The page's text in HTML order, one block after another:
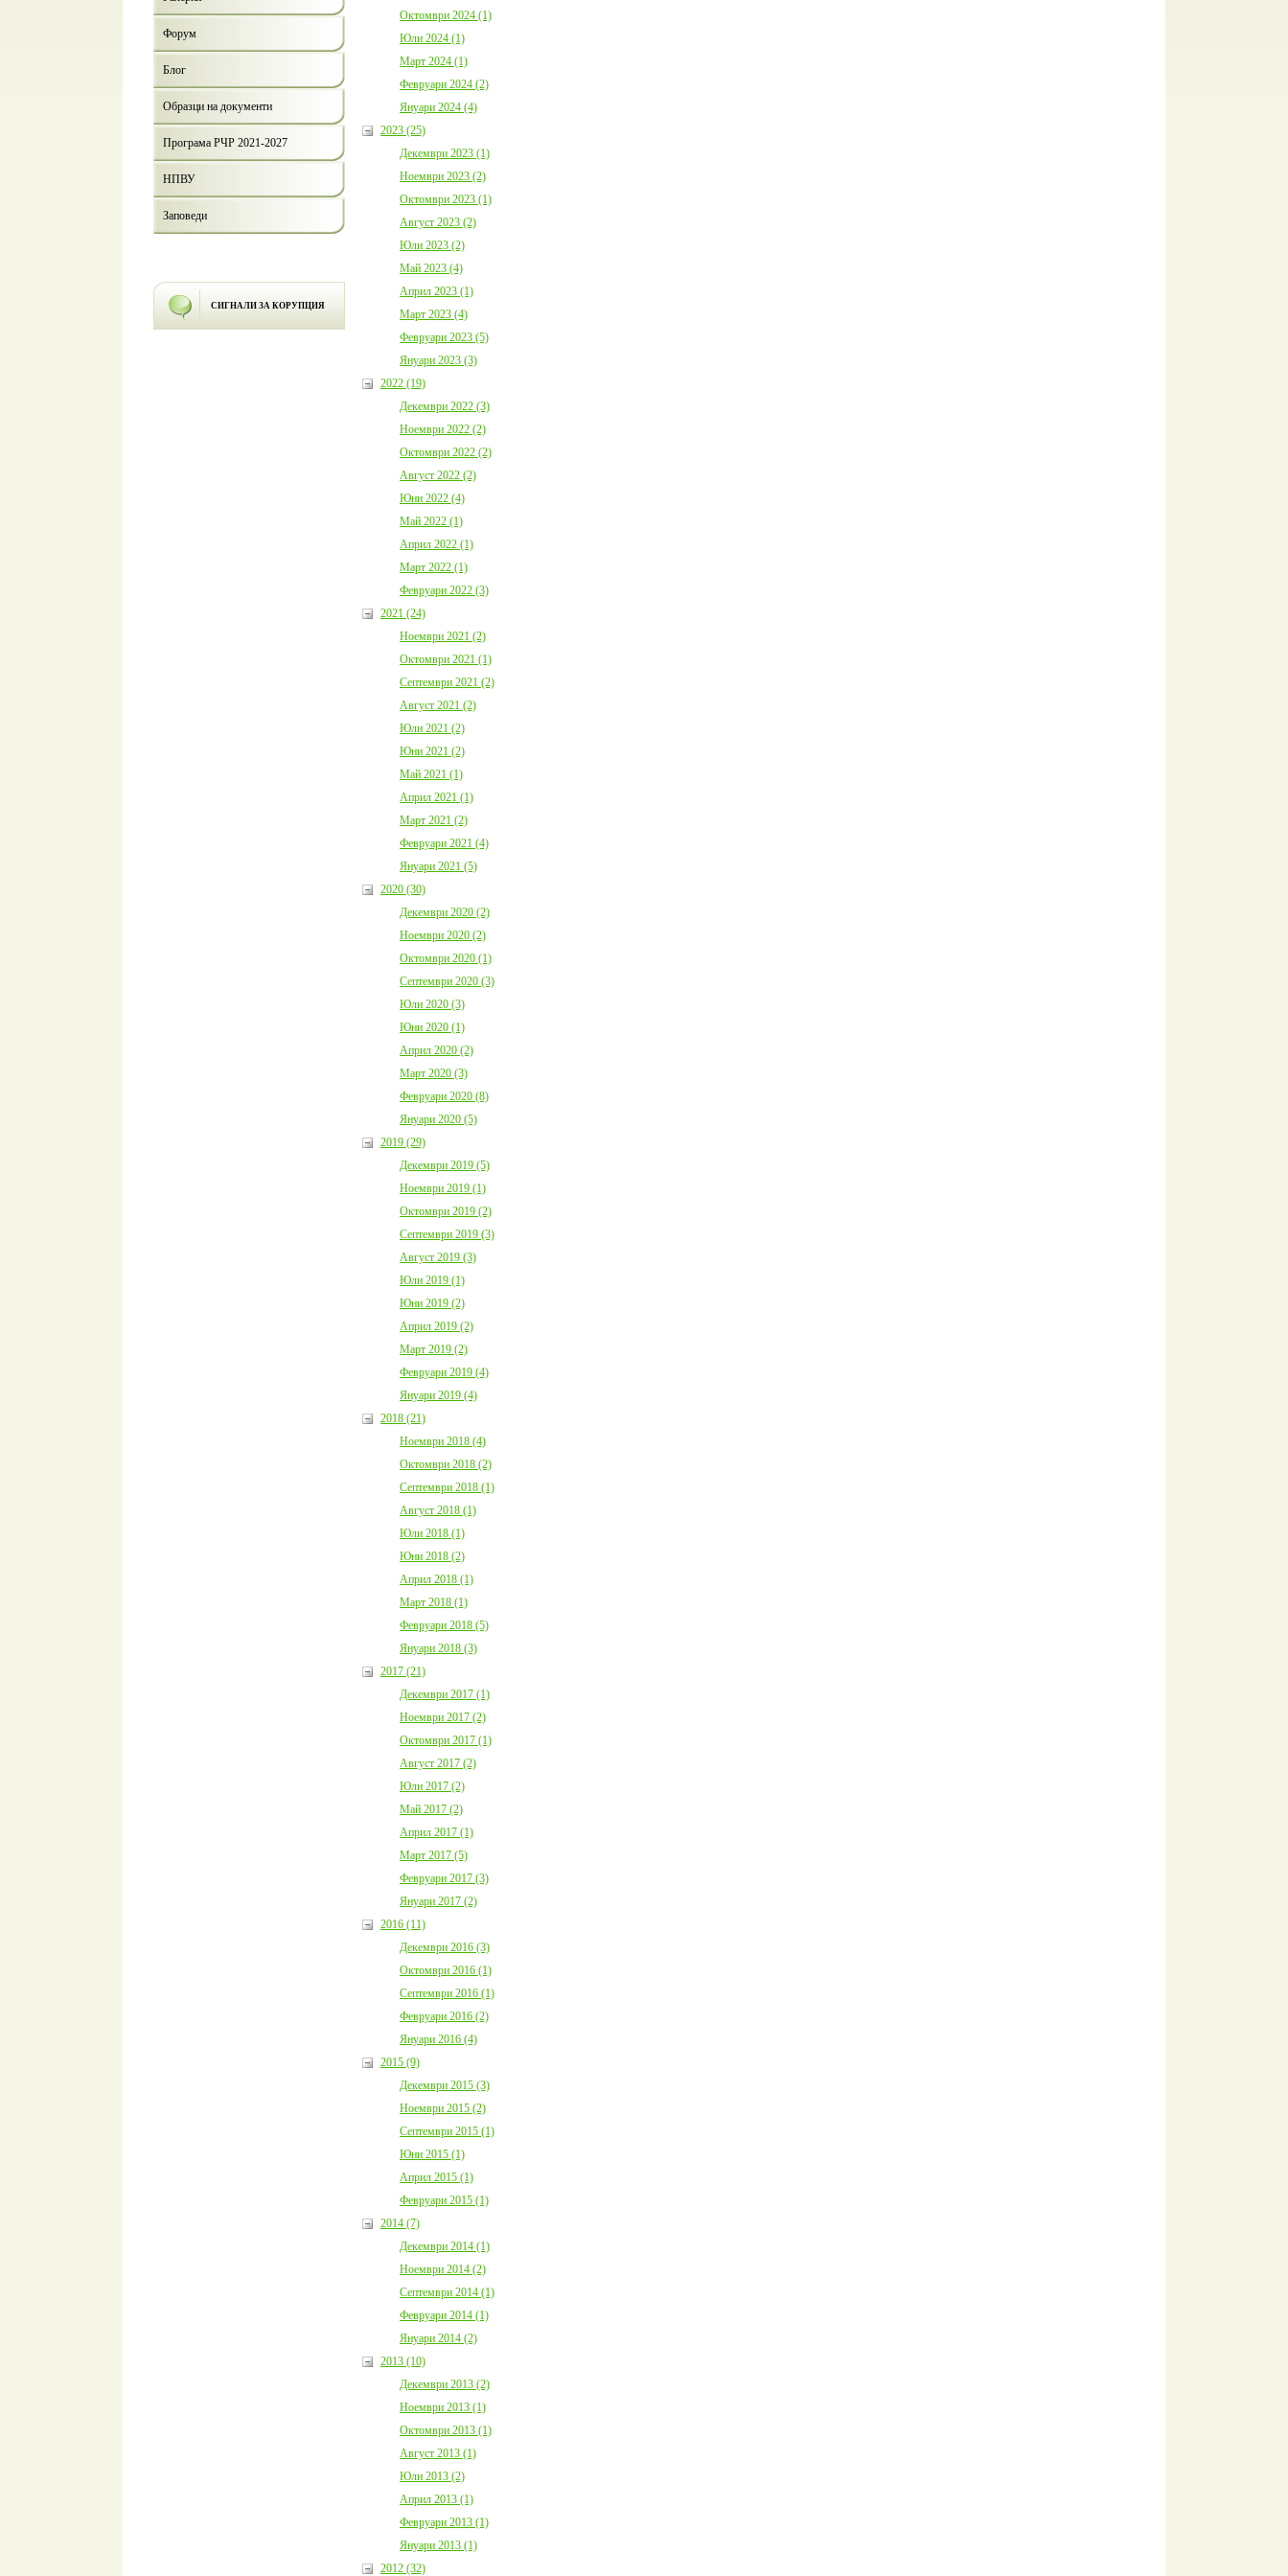
Форум
Блог
Образци на документи
Програма РЧР 2021-2027
НПВУ
Заповеди
СИГНАЛИ ЗА КОРУПЦИЯ
Октомври 2024 (1)
Юли 2024 (1)
Март 2024 (1)
Февруари 2024 (2)
Януари 2024 (4)
2023 (25)
Декември 2023 (1)
Ноември 2023 (2)
Октомври 2023 (1)
Август 2023 (2)
Юли 2023 (2)
Май 2023 (4)
Април 2023 (1)
Март 2023 (4)
Февруари 2023 (5)
Януари 2023 (3)
2022 (19)
Декември 2022 (3)
Ноември 2022 (2)
Октомври 2022 (2)
Август 2022 (2)
Юни 2022 (4)
Май 2022 (1)
Април 2022 (1)
Март 2022 (1)
Февруари 2022 (3)
2021 (24)
Ноември 2021 (2)
Октомври 2021 (1)
Септември 2021 (2)
Август 2021 (2)
Юли 2021 (2)
Юни 2021 (2)
Май 2021 (1)
Април 2021 (1)
Март 2021 (2)
Февруари 2021 (4)
Януари 2021 (5)
2020 (30)
Декември 2020 (2)
Ноември 2020 (2)
Октомври 2020 (1)
Септември 2020 (3)
Юли 2020 (3)
Юни 2020 (1)
Април 2020 (2)
Март 2020 (3)
Февруари 2020 (8)
Януари 2020 (5)
2019 (29)
Декември 2019 (5)
Ноември 2019 (1)
Октомври 2019 (2)
Септември 2019 (3)
Август 2019 (3)
Юли 2019 (1)
Юни 2019 (2)
Април 2019 (2)
Март 2019 (2)
Февруари 2019 (4)
Януари 2019 (4)
2018 (21)
Ноември 2018 (4)
Октомври 2018 (2)
Септември 2018 (1)
Август 2018 (1)
Юли 2018 (1)
Юни 2018 (2)
Април 2018 (1)
Март 2018 (1)
Февруари 2018 (5)
Януари 2018 (3)
2017 (21)
Декември 2017 (1)
Ноември 2017 (2)
Октомври 2017 (1)
Август 2017 (2)
Юли 2017 (2)
Май 2017 (2)
Април 2017 (1)
Март 2017 (5)
Февруари 2017 (3)
Януари 2017 (2)
2016 (11)
Декември 2016 (3)
Октомври 2016 (1)
Септември 2016 (1)
Февруари 2016 (2)
Януари 2016 (4)
2015 (9)
Декември 2015 (3)
Ноември 2015 (2)
Септември 2015 (1)
Юни 2015 (1)
Април 2015 (1)
Февруари 2015 (1)
2014 (7)
Декември 2014 (1)
Ноември 2014 (2)
Септември 2014 (1)
Февруари 2014 (1)
Януари 2014 (2)
2013 (10)
Декември 2013 (2)
Ноември 2013 (1)
Октомври 2013 (1)
Август 2013 (1)
Юли 2013 (2)
Април 2013 (1)
Февруари 2013 (1)
Януари 2013 (1)
2012 (32)